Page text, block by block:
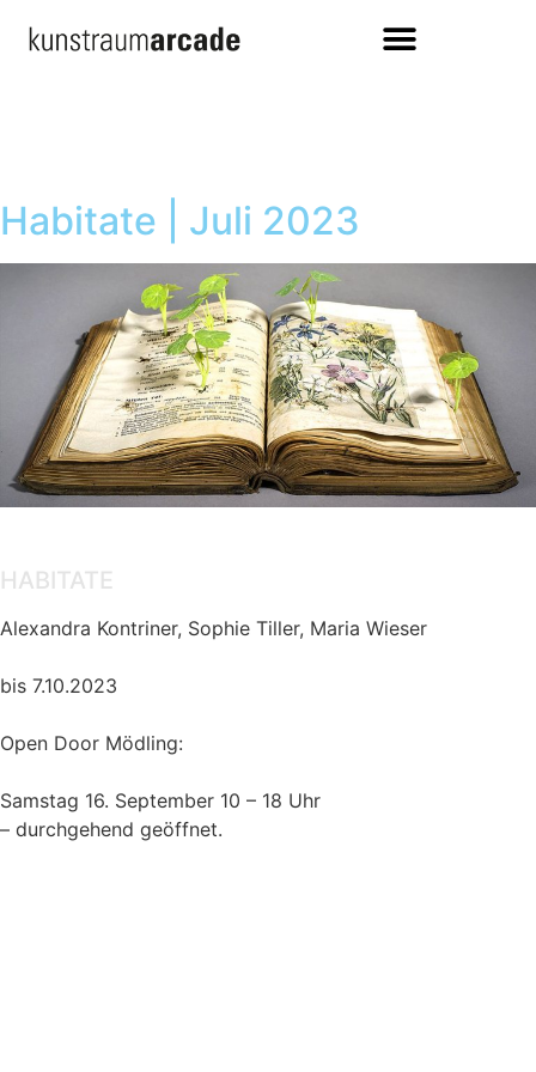
Habitate | Juli 2023
HABITATE
Alexandra Kontriner, Sophie Tiller, Maria Wieser
bis 7.10.2023
Open Door Mödling:
Samstag 16. September 10 – 18 Uhr
– durchgehend geöffnet.